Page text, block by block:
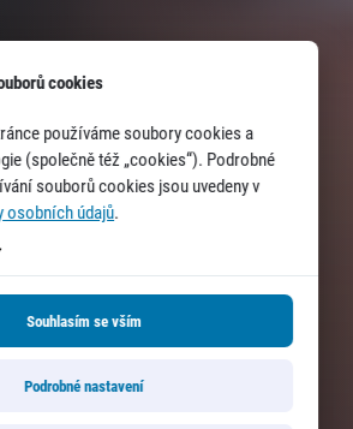
cookies
používáme soubory cookies a
(společně též „cookies“). Podrobné
souborů cookies jsou uvedeny v
osobních údajů.
Souhlasím se vším
Podrobné nastavení